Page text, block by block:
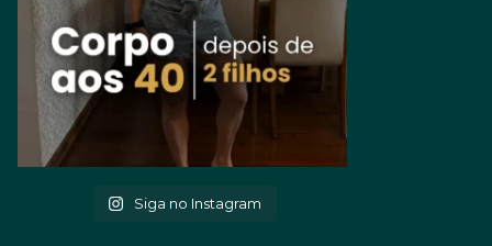
Siga no Instagram